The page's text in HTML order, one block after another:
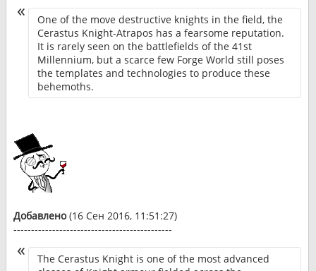
One of the move destructive knights in the field, the
Cerastus Knight-Atrapos has a fearsome reputation.
It is rarely seen on the battlefields of the 41st
Millennium, but a scarce few Forge World still poses
the templates and technologies to produce these
behemoths.
Добавлено(16 Сен 2016, 11:51:27)
---------------------------------------------
The Cerastus Knight is one of the most advanced